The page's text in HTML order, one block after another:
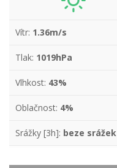
Vítr: 1.36m/s
Tlak: 1019hPa
Vlhkost: 43%
Oblačnost: 4%
Srážky [3h]: beze srážek